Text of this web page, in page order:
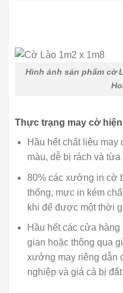
Hình ảnh sản phẩm cờ
Thực trạng may cờ
Hầu hết chất liệu may
màu, dễ bị rách và
80% các xưởng in cờ
thống, mực in kém
khi để được một thời
Hầu hết các cửa
gian hoặc thông qua
xưởng may riêng dẫn
nghiệp và giá cả bị đắt.